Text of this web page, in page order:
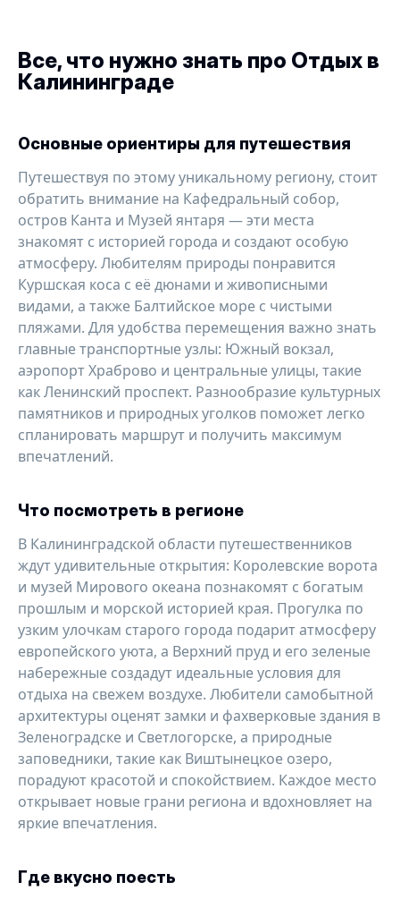
Все, что нужно знать про Отдых в
Калининграде
Основные ориентиры для путешествия
Путешествуя по этому уникальному региону, стоит
обратить внимание на Кафедральный собор,
остров Канта и Музей янтаря — эти места
знакомят с историей города и создают особую
атмосферу. Любителям природы понравится
Куршская коса с её дюнами и живописными
видами, а также Балтийское море с чистыми
пляжами. Для удобства перемещения важно знать
главные транспортные узлы: Южный вокзал,
аэропорт Храброво и центральные улицы, такие
как Ленинский проспект. Разнообразие культурных
памятников и природных уголков поможет легко
спланировать маршрут и получить максимум
впечатлений.
Что посмотреть в регионе
В Калининградской области путешественников
ждут удивительные открытия: Королевские ворота
и музей Мирового океана познакомят с богатым
прошлым и морской историей края. Прогулка по
узким улочкам старого города подарит атмосферу
европейского уюта, а Верхний пруд и его зеленые
набережные создадут идеальные условия для
отдыха на свежем воздухе. Любители самобытной
архитектуры оценят замки и фахверковые здания в
Зеленоградске и Светлогорске, а природные
заповедники, такие как Виштынецкое озеро,
порадуют красотой и спокойствием. Каждое место
открывает новые грани региона и вдохновляет на
яркие впечатления.
Где вкусно поесть